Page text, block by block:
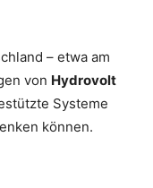
– etwa am
von Hydrovolt
Systeme
können.